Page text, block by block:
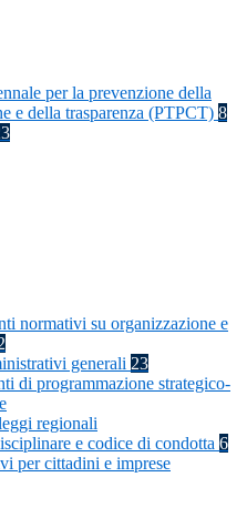
per la prevenzione della
e della trasparenza (PTPCT) 8
normativi su organizzazione e
generali 23
di programmazione strategico-
regionali
e codice di condotta 6
per cittadini e imprese